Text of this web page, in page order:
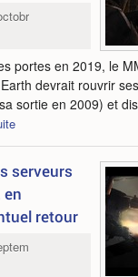
2021
portes en 2019, le
devrait rouvrir
sortie en 2009) et
serveurs
en
retour
2019